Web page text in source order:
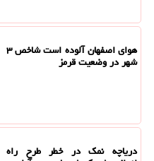
هوای اصفهان آلوده است شاخص ۳
شهر در وضعیت قرمز
دریاچه نمک در خطر طرح راه